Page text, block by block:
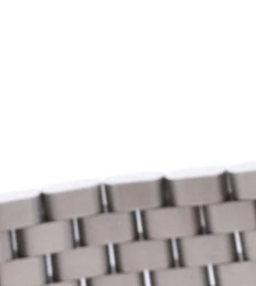
BEST VINTAGE グランフロント大